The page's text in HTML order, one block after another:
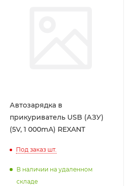
Автозарядка в
прикуриватель USB (АЗУ)
(5V, 1 000mA) REXANT
Под заказ шт.
В наличии на удаленном
складе